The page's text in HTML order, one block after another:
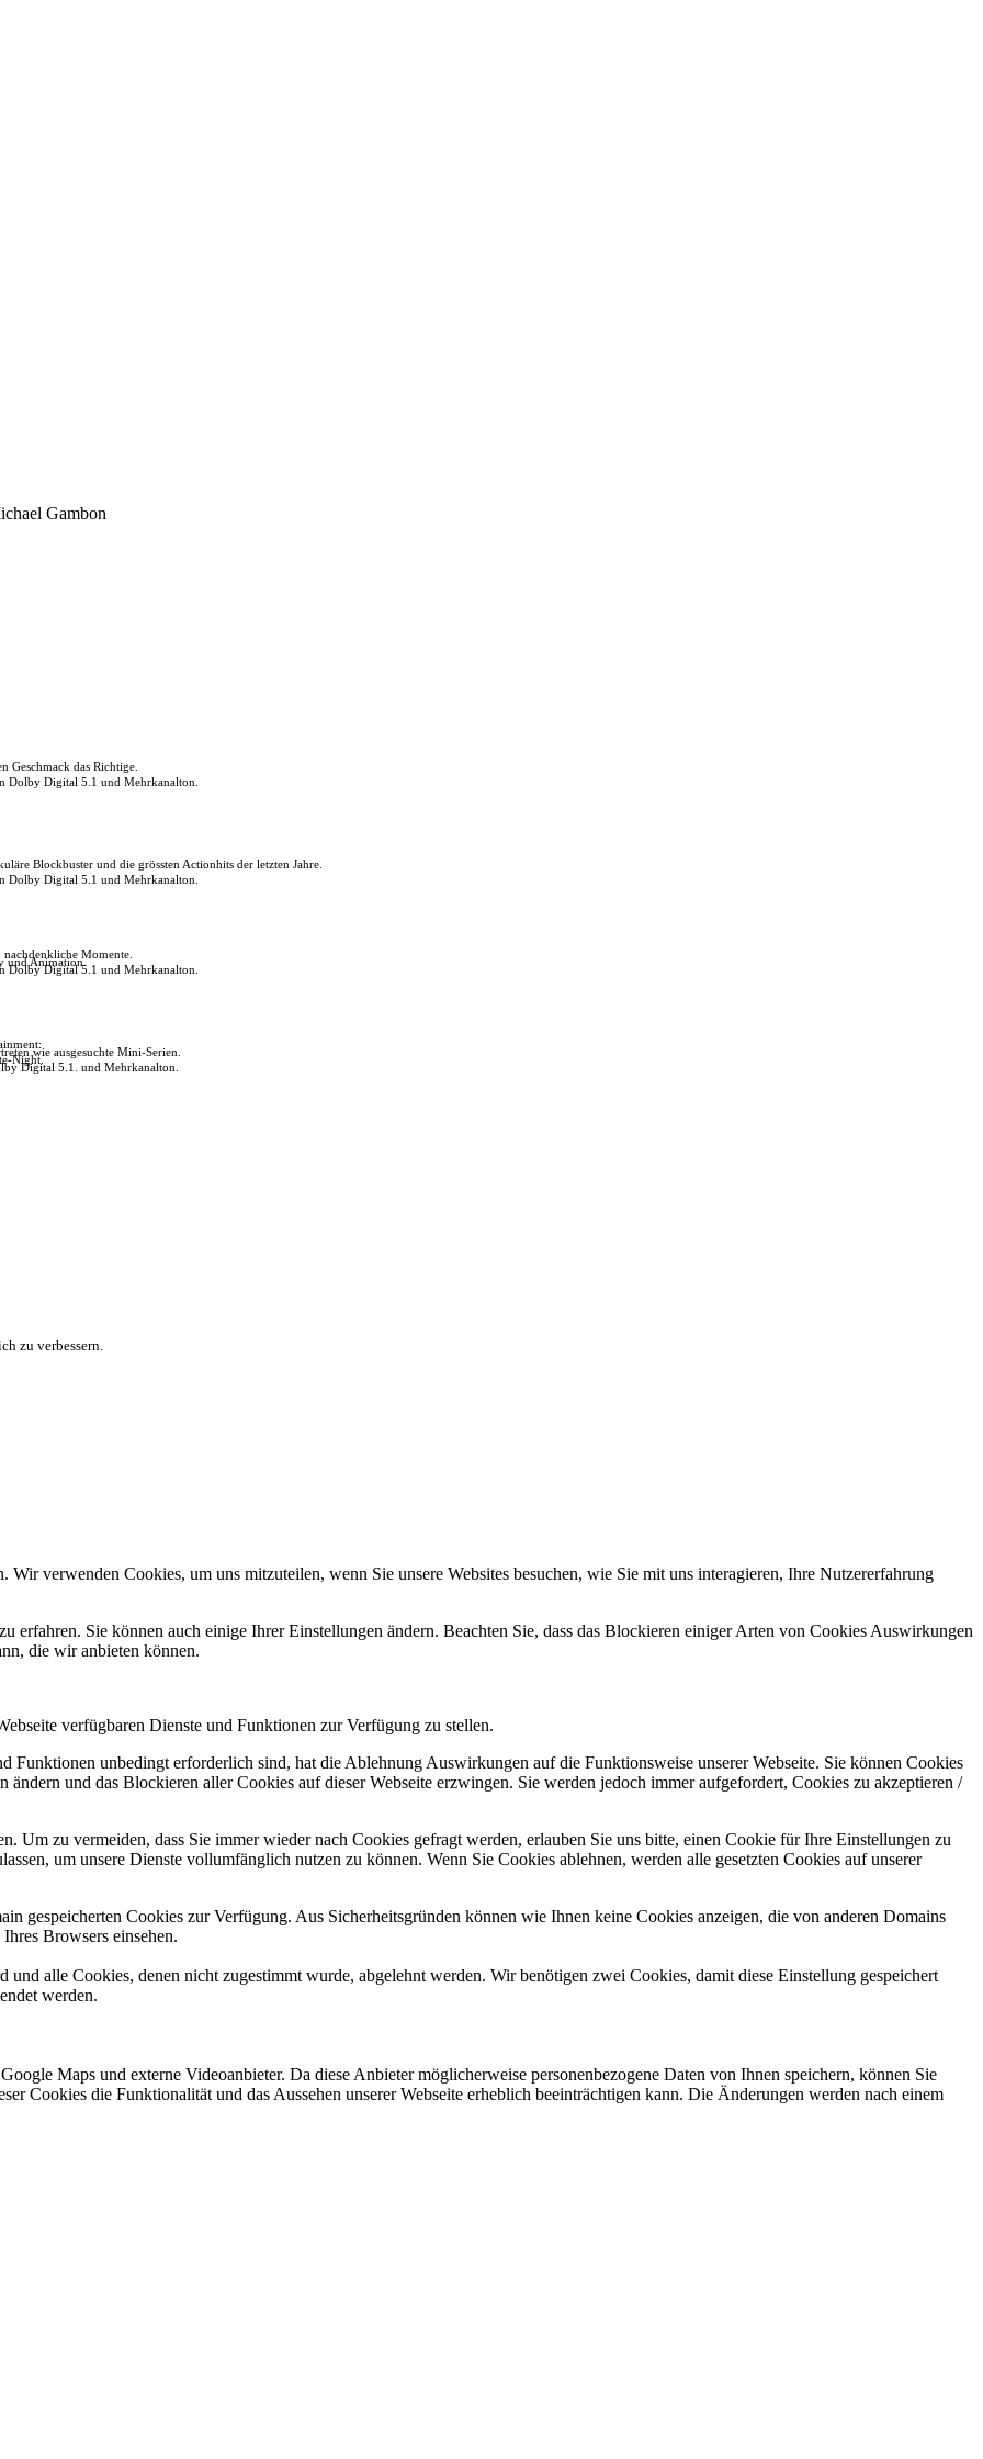
Gambon
Geschmack das Richtige.
Dolby Digital 5.1 und Mehrkanalton.
Blockbuster und die grössten Actionhits der letzten Jahre.
Dolby Digital 5.1 und Mehrkanalton.
Momente.
und Animation.
Dolby Digital 5.1 und Mehrkanalton.
wie ausgesuchte Mini-Serien.
Night.
Digital 5.1. und Mehrkanalton.
zu verbessern.
verwenden Cookies, um uns mitzuteilen, wenn Sie unsere Websites besuchen, wie Sie mit uns interagieren, Ihre Nutzererfahrung
erfahren. Sie können auch einige Ihrer Einstellungen ändern. Beachten Sie, dass das Blockieren einiger Arten von Cookies Auswirkungen
die wir anbieten können.
verfügbaren Dienste und Funktionen zur Verfügung zu stellen.
Funktionen unbedingt erforderlich sind, hat die Ablehnung Auswirkungen auf die Funktionsweise unserer Webseite. Sie können Cookies
und das Blockieren aller Cookies auf dieser Webseite erzwingen. Sie werden jedoch immer aufgefordert, Cookies zu akzeptieren /
Um zu vermeiden, dass Sie immer wieder nach Cookies gefragt werden, erlauben Sie uns bitte, einen Cookie für Ihre Einstellungen zu
um unsere Dienste vollumfänglich nutzen zu können. Wenn Sie Cookies ablehnen, werden alle gesetzten Cookies auf unserer
gespeicherten Cookies zur Verfügung. Aus Sicherheitsgründen können wie Ihnen keine Cookies anzeigen, die von anderen Domains
Browsers einsehen.
alle Cookies, denen nicht zugestimmt wurde, abgelehnt werden. Wir benötigen zwei Cookies, damit diese Einstellung gespeichert
werden.
Maps und externe Videoanbieter. Da diese Anbieter möglicherweise personenbezogene Daten von Ihnen speichern, können Sie
Cookies die Funktionalität und das Aussehen unserer Webseite erheblich beeinträchtigen kann. Die Änderungen werden nach einem